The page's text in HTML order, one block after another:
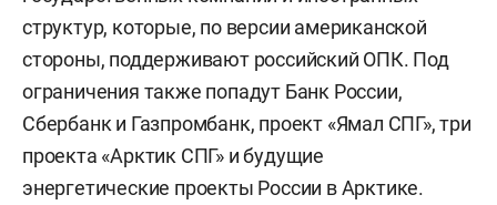
структур, которые, по версии американской
стороны, поддерживают российский ОПК. Под
ограничения также попадут Банк России,
Сбербанк и Газпромбанк, проект «Ямал СПГ», три
проекта «Арктик СПГ» и будущие
энергетические проекты России в Арктике.